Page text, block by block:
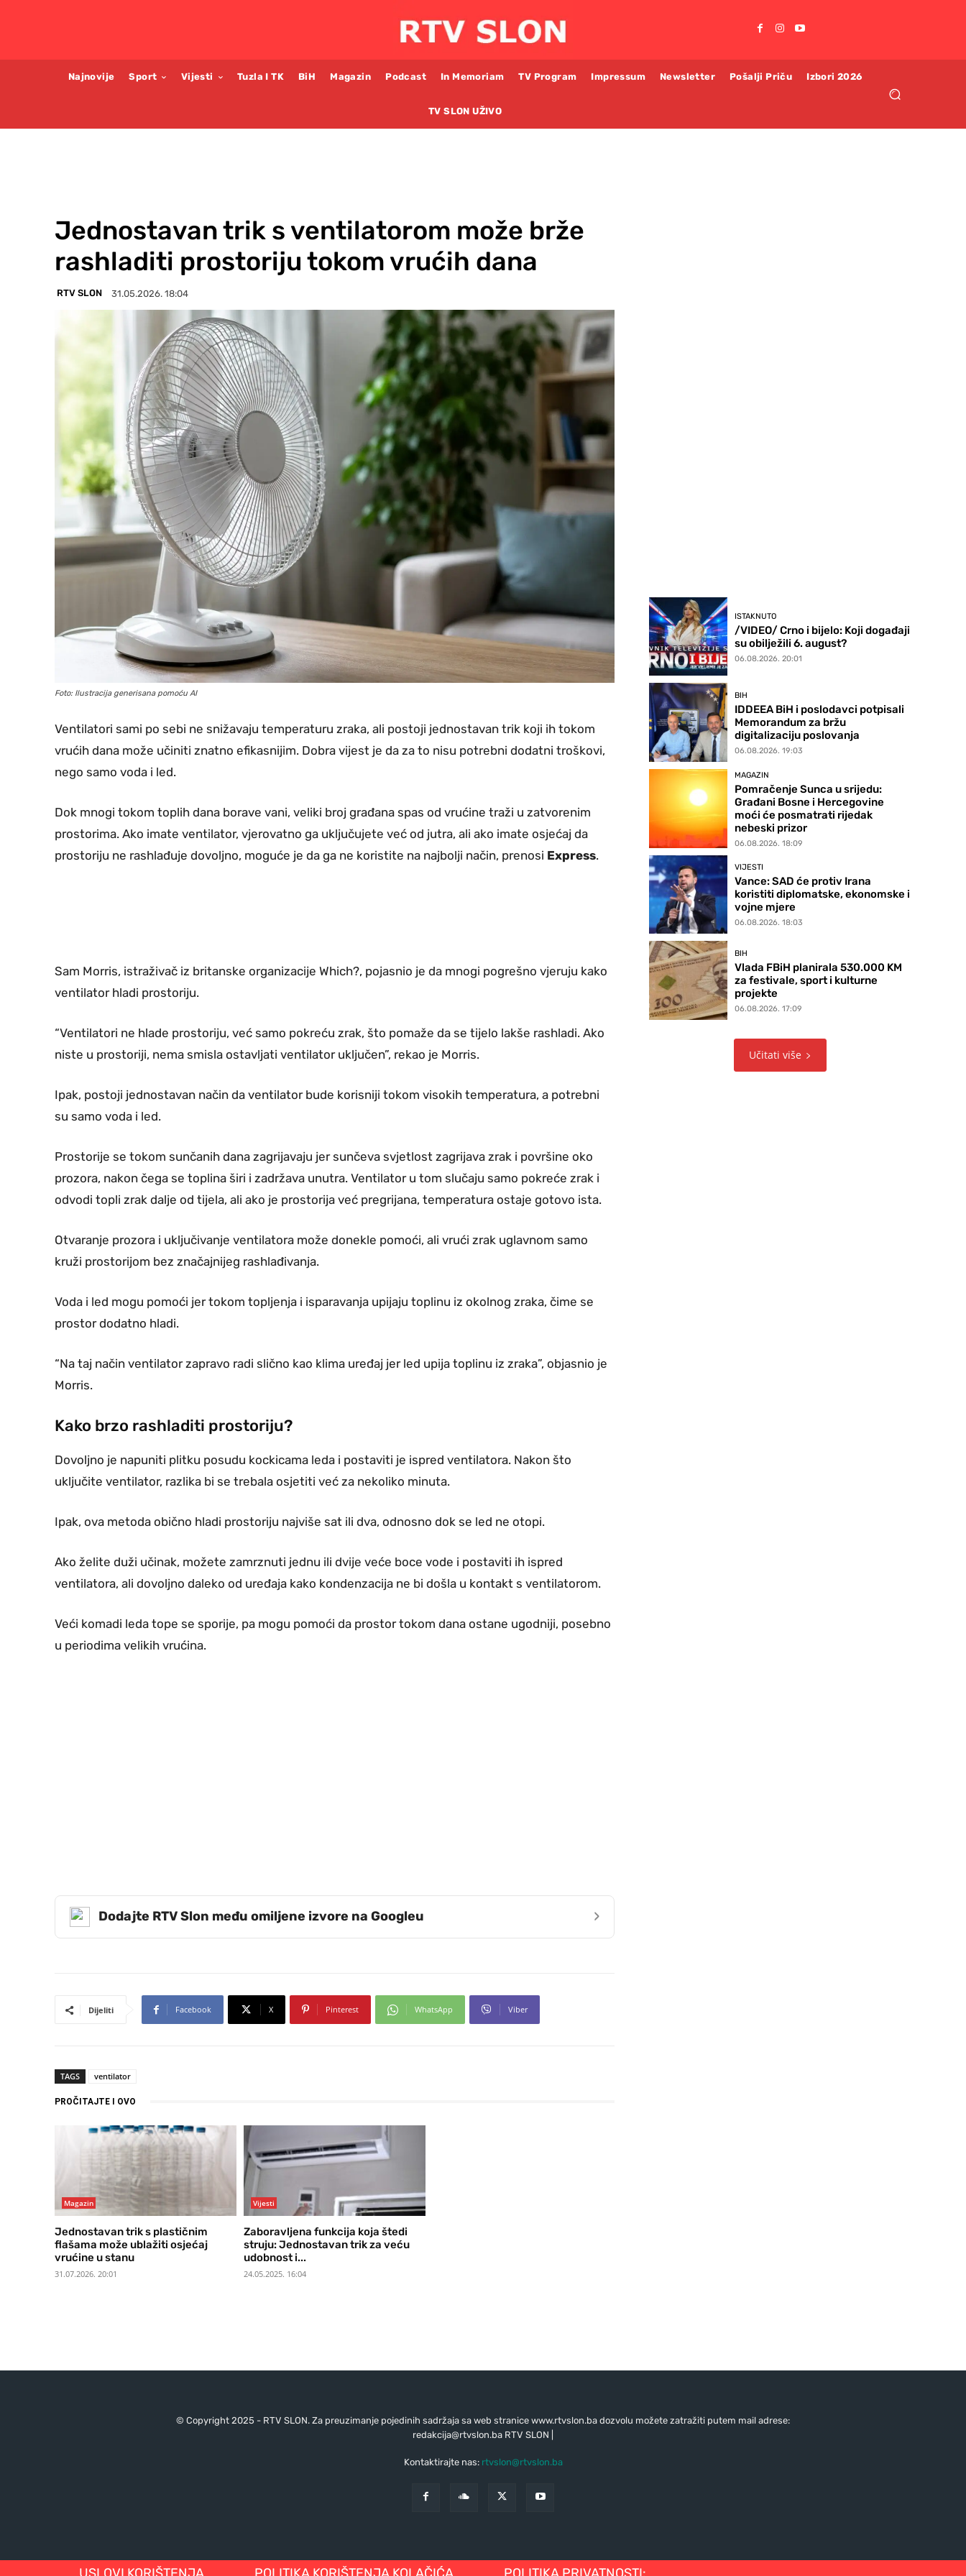
Najnovije Sport Vijesti Tuzla I TK BiH Magazin Podcast In Memoriam TV Program Impressum Newsletter Pošalji Priču Izbori 2026
TV SLON UŽIVO
Jednostavan trik s ventilatorom može brže
rashladiti prostoriju tokom vrućih dana
RTV SLON 31.05.2026. 18:04
Foto: Ilustracija generisana pomoću AI
Ventilatori sami po sebi ne snižavaju temperaturu zraka, ali postoji jednostavan trik koji ih tokom
vrućih dana može učiniti znatno efikasnijim. Dobra vijest je da za to nisu potrebni dodatni troškovi,
nego samo voda i led.
Dok mnogi tokom toplih dana borave vani, veliki broj građana spas od vrućine traži u zatvorenim
prostorima. Ako imate ventilator, vjerovatno ga uključujete već od jutra, ali ako imate osjećaj da
prostoriju ne rashlađuje dovoljno, moguće je da ga ne koristite na najbolji način, prenosi Express.
Sam Morris, istraživač iz britanske organizacije Which?, pojasnio je da mnogi pogrešno vjeruju kako
ventilator hladi prostoriju.
“Ventilatori ne hlade prostoriju, već samo pokreću zrak, što pomaže da se tijelo lakše rashladi. Ako
niste u prostoriji, nema smisla ostavljati ventilator uključen”, rekao je Morris.
Ipak, postoji jednostavan način da ventilator bude korisniji tokom visokih temperatura, a potrebni
su samo voda i led.
Prostorije se tokom sunčanih dana zagrijavaju jer sunčeva svjetlost zagrijava zrak i površine oko
prozora, nakon čega se toplina širi i zadržava unutra. Ventilator u tom slučaju samo pokreće zrak i
odvodi topli zrak dalje od tijela, ali ako je prostorija već pregrijana, temperatura ostaje gotovo ista.
Otvaranje prozora i uključivanje ventilatora može donekle pomoći, ali vrući zrak uglavnom samo
kruži prostorijom bez značajnijeg rashlađivanja.
Voda i led mogu pomoći jer tokom topljenja i isparavanja upijaju toplinu iz okolnog zraka, čime se
prostor dodatno hladi.
“Na taj način ventilator zapravo radi slično kao klima uređaj jer led upija toplinu iz zraka”, objasnio je
Morris.
Kako brzo rashladiti prostoriju?
Dovoljno je napuniti plitku posudu kockicama leda i postaviti je ispred ventilatora. Nakon što
uključite ventilator, razlika bi se trebala osjetiti već za nekoliko minuta.
Ipak, ova metoda obično hladi prostoriju najviše sat ili dva, odnosno dok se led ne otopi.
Ako želite duži učinak, možete zamrznuti jednu ili dvije veće boce vode i postaviti ih ispred
ventilatora, ali dovoljno daleko od uređaja kako kondenzacija ne bi došla u kontakt s ventilatorom.
Veći komadi leda tope se sporije, pa mogu pomoći da prostor tokom dana ostane ugodniji, posebno
u periodima velikih vrućina.
Dodajte RTV Slon među omiljene izvore na Googleu ›
Dijeliti Facebook X Pinterest WhatsApp Viber
TAGS ventilator
PROČITAJTE I OVO
Magazin
Jednostavan trik s plastičnim
flašama može ublažiti osjećaj
vrućine u stanu
31.07.2026. 20:01
Vijesti
Zaboravljena funkcija koja štedi
struju: Jednostavan trik za veću
udobnost i...
24.05.2025. 16:04
ISTAKNUTO
/VIDEO/ Crno i bijelo: Koji događaji
su obilježili 6. august?
06.08.2026. 20:01
BIH
IDDEEA BiH i poslodavci potpisali
Memorandum za bržu
digitalizaciju poslovanja
06.08.2026. 19:03
MAGAZIN
Pomračenje Sunca u srijedu:
Građani Bosne i Hercegovine
moći će posmatrati rijedak
nebeski prizor
06.08.2026. 18:09
VIJESTI
Vance: SAD će protiv Irana
koristiti diplomatske, ekonomske i
vojne mjere
06.08.2026. 18:03
BIH
Vlada FBiH planirala 530.000 KM
za festivale, sport i kulturne
projekte
06.08.2026. 17:09
Učitati više
© Copyright 2025 - RTV SLON. Za preuzimanje pojedinih sadržaja sa web stranice www.rtvslon.ba dozvolu možete zatražiti putem mail adrese:
redakcija@rtvslon.baRTV SLON |
Kontaktirajte nas: rtvslon@rtvslon.ba
USLOVI KORIŠTENJA POLITIKA KORIŠTENJA KOLAČIĆA POLITIKA PRIVATNOSTI: